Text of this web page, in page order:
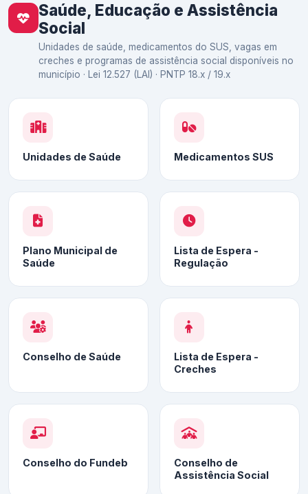
Saúde, Educação e Assistência
Social
Unidades de saúde, medicamentos do SUS, vagas em
creches e programas de assistência social disponíveis no
município · Lei 12.527 (LAI) · PNTP 18.x / 19.x
Unidades de Saúde Medicamentos SUS
Plano Municipal de
Saúde
Lista de Espera -
Regulação
Conselho de Saúde
Lista de Espera -
Creches
Conselho do Fundeb
Conselho de
Assistência Social